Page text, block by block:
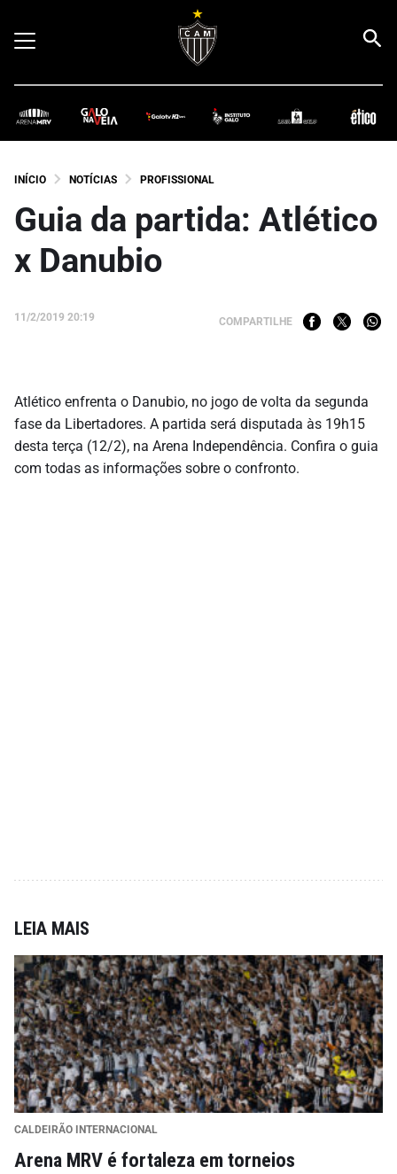
INÍCIO NOTÍCIAS PROFISSIONAL
Guia da partida: Atlético
x Danubio
11/2/2019 20:19 COMPARTILHE
Atlético enfrenta o Danubio, no jogo de volta da segunda
fase da Libertadores. A partida será disputada às 19h15
desta terça (12/2), na Arena Independência. Confira o guia
com todas as informações sobre o confronto.
LEIA MAIS
CALDEIRÃO INTERNACIONAL
Arena MRV é fortaleza em torneios